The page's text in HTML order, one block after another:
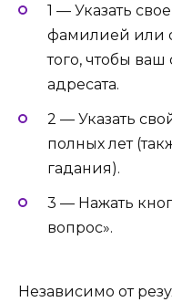
1 — Указать
фамилией или
того, чтобы ваш
адресата.
2 — Указать
полных лет
гадания).
3 — Нажать
вопрос».
Независимо от